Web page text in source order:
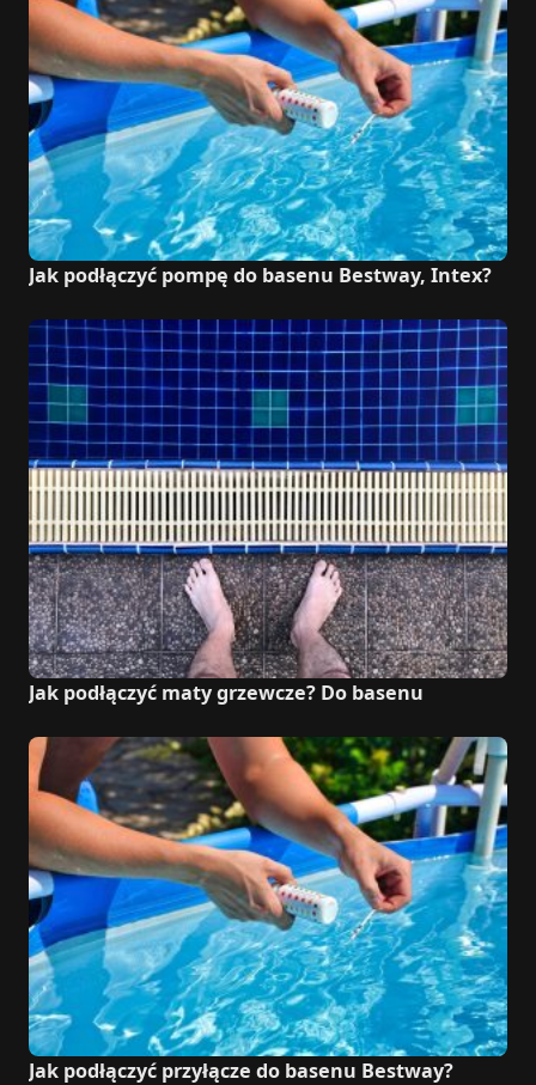
Jak podłączyć pompę do basenu Bestway, Intex?
Jak podłączyć maty grzewcze? Do basenu
Jak podłączyć przyłącze do basenu Bestway?